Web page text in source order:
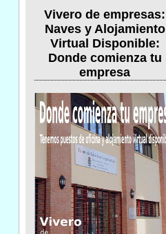
Vivero de empresas:
Naves y Alojamiento
Virtual Disponible:
Donde comienza tu
empresa